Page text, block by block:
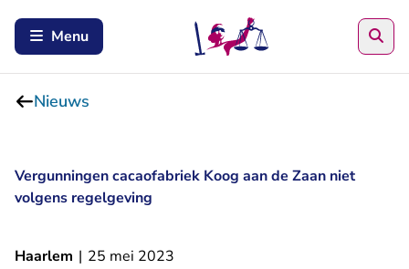
Menu
Nieuws
Vergunningen cacaofabriek Koog aan de Zaan niet
volgens regelgeving
Haarlem | 25 mei 2023